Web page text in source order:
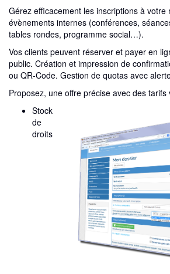
Gérez efficacement les inscriptions à votre
évènements internes (conférences,
tables rondes, programme social…).
Vos clients peuvent réserver et payer en
public. Création et impression de
ou QR-Code. Gestion de quotas avec
Proposez, une offre précise avec des tarifs
Stock
de
droits